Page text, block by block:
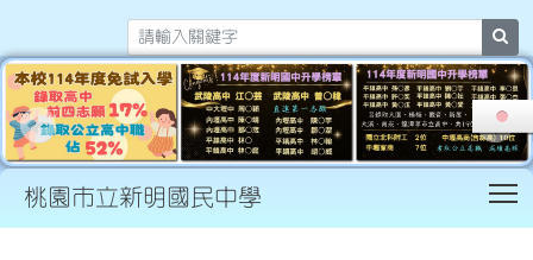
桃園市立新明國民中學